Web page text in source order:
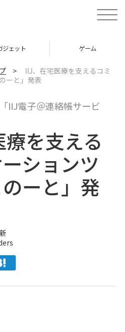
t
o
v
ジェット ゲーム
>
IIJ、在宅医療を支えるコミ
ーと」発表
IIJ電子＠連絡帳サービ
を支える
ションツ
ーと」発